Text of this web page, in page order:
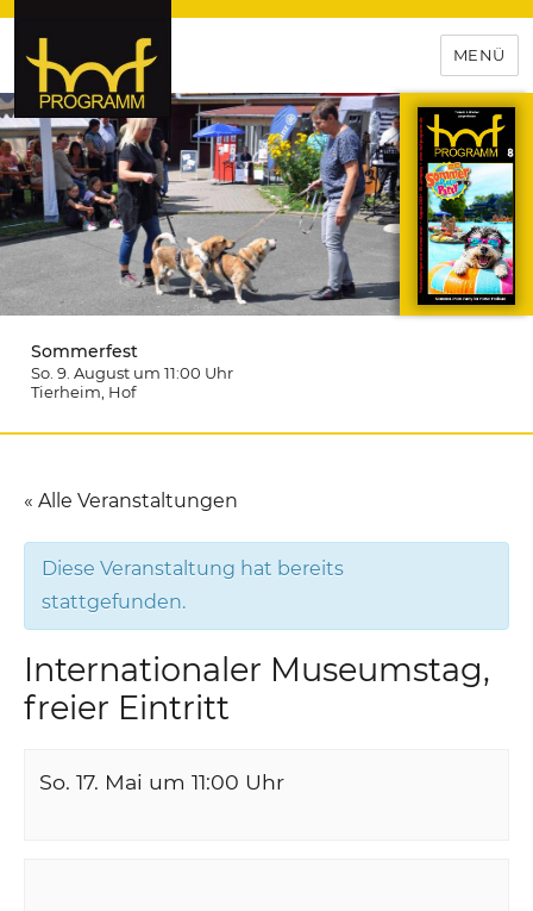
hof-programm – das
Veranstaltungsportal für
Hochfranken
MENÜ
Sommerfest
So. 9. August um 11:00 Uhr
Tierheim , Hof
« Alle Veranstaltungen
Diese Veranstaltung hat bereits
stattgefunden.
Internationaler Museumstag,
freier Eintritt
So. 17. Mai um 11:00 Uhr